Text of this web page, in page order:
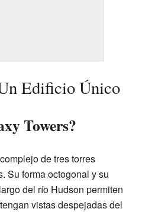
Edificio Único
Towers?
de tres torres
Su forma octogonal y su
del río Hudson permiten
vistas despejadas del